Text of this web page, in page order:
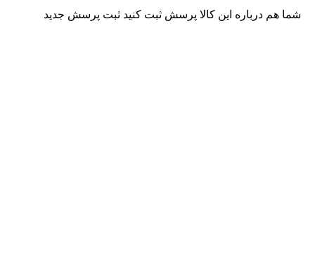
شما هم درباره این کالا پرسش ثبت کنید ثبت پرسش جدید